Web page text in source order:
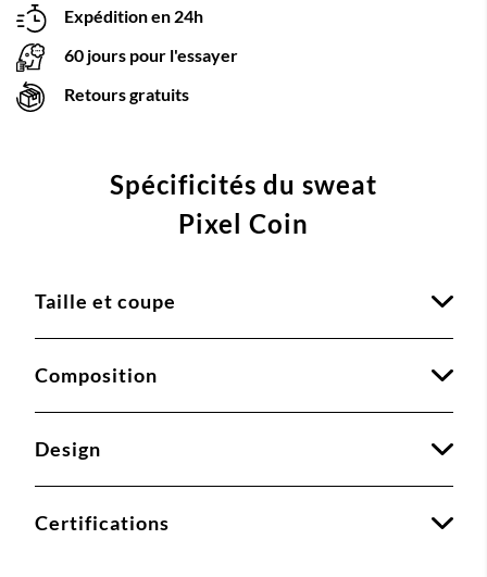
Expédition en 24h
60 jours pour l'essayer
Retours gratuits
Spécificités du sweat
Pixel Coin
Taille et coupe
Composition
Design
Certifications